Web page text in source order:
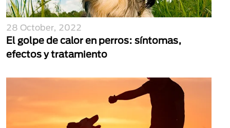
28 October, 2022
El golpe de calor en perros: síntomas,
efectos y tratamiento